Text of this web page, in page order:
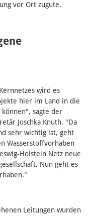
vor Ort zugute.
wird es
hier im Land in die
können", sagte der
Joschka Knuth. "Da
sehr wichtig ist, geht
Wasserstoffvorhaben
Holstein Netz neue
Nun geht es
Leitungen wurden